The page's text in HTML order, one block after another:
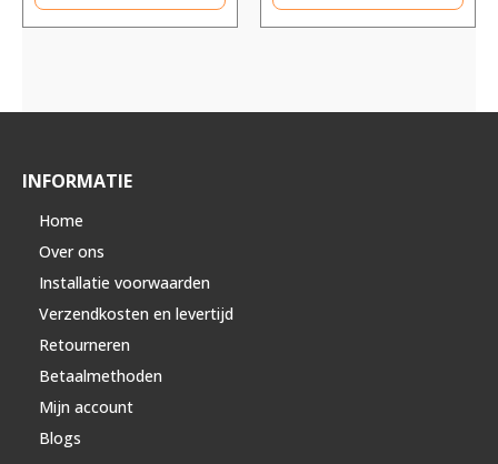
INFORMATIE
Home
Over ons
Installatie voorwaarden
Verzendkosten en levertijd
Retourneren
Betaalmethoden
Mijn account
Blogs